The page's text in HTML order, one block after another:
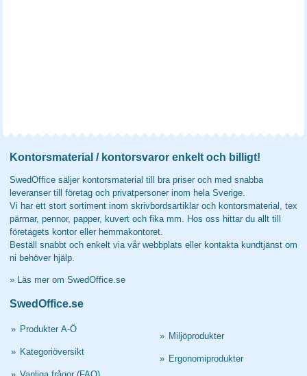
Kontorsmaterial / kontorsvaror enkelt och billigt!
SwedOffice säljer kontorsmaterial till bra priser och med snabba
leveranser till företag och privatpersoner inom hela Sverige.
Vi har ett stort sortiment inom skrivbordsartiklar och kontorsmaterial, tex
pärmar, pennor, papper, kuvert och fika mm. Hos oss hittar du allt till
företagets kontor eller hemmakontoret.
Beställ snabbt och enkelt via vår webbplats eller kontakta kundtjänst om
ni behöver hjälp.
» Läs mer om SwedOffice.se
SwedOffice.se
» Produkter A-Ö
» Kategoriöversikt
» Miljöprodukter
» Ergonomiprodukter